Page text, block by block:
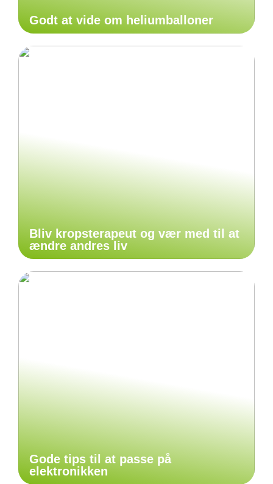
Godt at vide om heliumballoner
Bliv kropsterapeut og vær med til at
ændre andres liv
Gode tips til at passe på
elektronikken